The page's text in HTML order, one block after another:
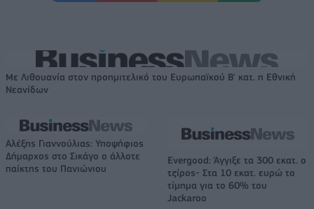
Με Λιθουανία στον προημιτελικό του Ευρωπαϊκού Β' κατ. η Εθνική
Νεανίδων
Αλέξης Γιαννούλιας: Υποψήφιος
Δήμαρχος στο Σικάγο ο άλλοτε
παίκτης του Πανιώνιου
Evergood: Άγγιξε τα 300 εκατ. ο
τζίρος- Στα 10 εκατ. ευρώ το
τίμημα για το 60% του
Jackaroo